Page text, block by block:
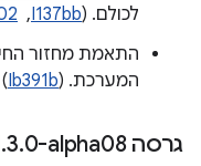
לכולם. (I137bb
, ‏
התאמת מחזור
המערכת. (Ib391b
)
גרסה ‎1 .3.0-alpha08